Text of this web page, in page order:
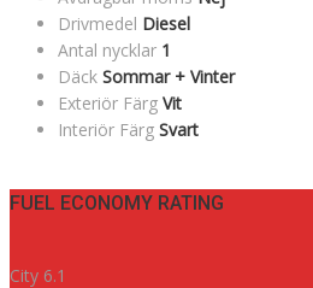
Drivmedel Diesel
Antal nycklar 1
Däck Sommar + Vinter
Exteriör Färg Vit
Interiör Färg Svart
FUEL ECONOMY RATING
City 6.1